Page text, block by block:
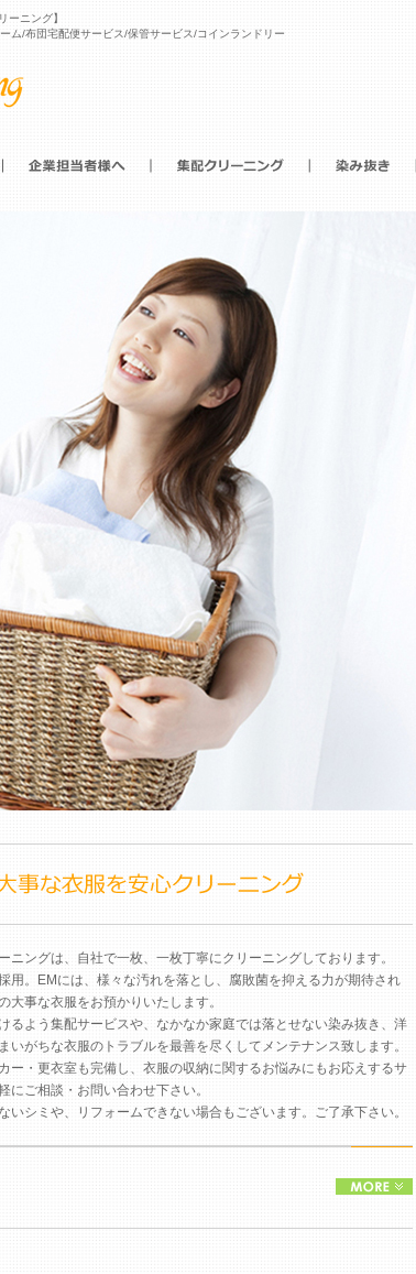
ーニング】
ム/布団宅配便サービス/保管サービス/コインランドリー
ニングは、自社で一枚、一枚丁寧にクリーニングしております。
用。EMには、様々な汚れを落とし、腐敗菌を抑える力が期待され
大事な衣服をお預かりいたします。
るよう集配サービスや、なかなか家庭では落とせない染み抜き、洋
いがちな衣服のトラブルを最善を尽くしてメンテナンス致します。
ー・更衣室も完備し、衣服の収納に関するお悩みにもお応えするサ
にご相談・お問い合わせ下さい。
シミや、リフォームできない場合もございます。ご了承下さい。